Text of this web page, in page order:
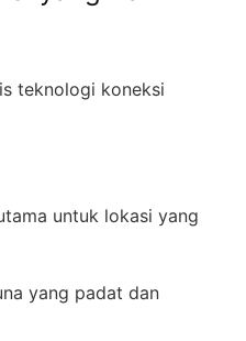
teknologi koneksi
untuk lokasi yang
yang padat dan